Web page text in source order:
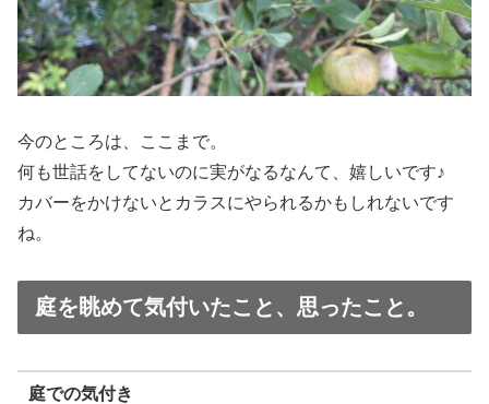
今のところは、ここまで。
何も世話をしてないのに実がなるなんて、嬉しいです♪
カバーをかけないとカラスにやられるかもしれないです
ね。
庭を眺めて気付いたこと、思ったこと。
庭での気付き